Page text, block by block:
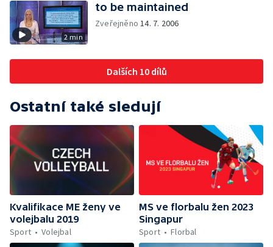
2 min
to be maintained
Zveřejněno14. 7. 2006
Dalších 10 dílů
Ostatní také sledují
Kvalifikace ME ženy ve
volejbalu 2019
Sport
Volejbal
MS ve florbalu žen 2023
Singapur
Sport
Florbal